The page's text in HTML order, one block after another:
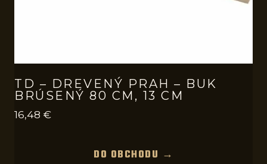
TD – DREVENÝ PRAH – BUK
BRÚSENÝ 80 CM, 13 CM
16,48 €
DO OBCHODU →